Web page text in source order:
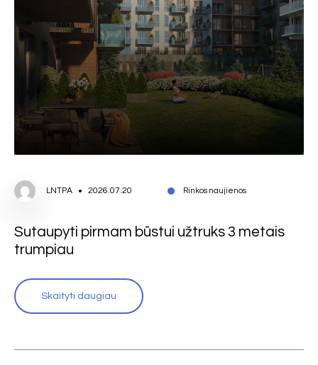
LNTPA 2026.07.20 Rinkos naujienos
Sutaupyti pirmam būstui užtruks 3 metais
trumpiau
Skaityti daugiau